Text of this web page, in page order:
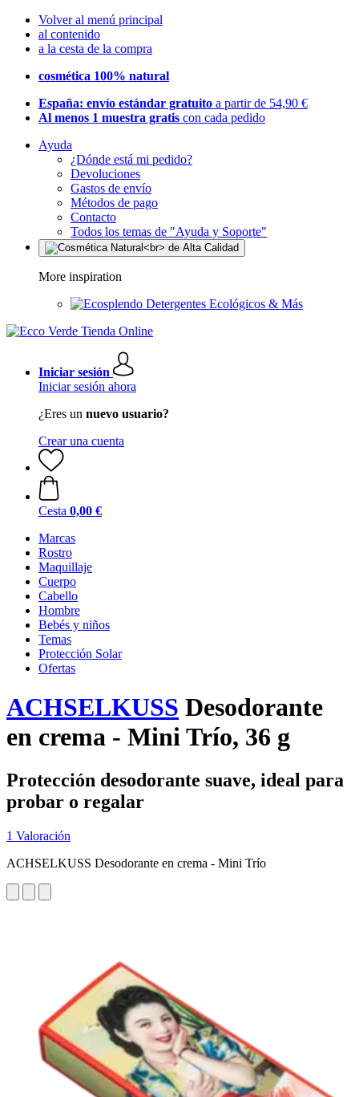
Volver al menú principal
al contenido
a la cesta de la compra
cosmética 100% natural
España: envío estándar gratuito a partir de 54,90 €
Al menos 1 muestra gratis con cada pedido
Ayuda
¿Dónde está mi pedido?
Devoluciones
Gastos de envío
Métodos de pago
Contacto
Todos los temas de "Ayuda y Soporte"
More inspiration
Detergentes Ecológicos & Más
Iniciar sesión
Iniciar sesión ahora
¿Eres un nuevo usuario?
Crear una cuenta
Cesta 0,00 €
Marcas
Rostro
Maquillaje
Cuerpo
Cabello
Hombre
Bebés y niños
Temas
Protección Solar
Ofertas
ACHSELKUSS Desodorante
en crema - Mini Trío, 36 g
Protección desodorante suave, ideal para
probar o regalar
1 Valoración
ACHSELKUSS Desodorante en crema - Mini Trío